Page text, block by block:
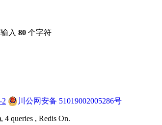
输入80 个字符
2 川公网安备 51019002005286号
4 queries , Redis On.